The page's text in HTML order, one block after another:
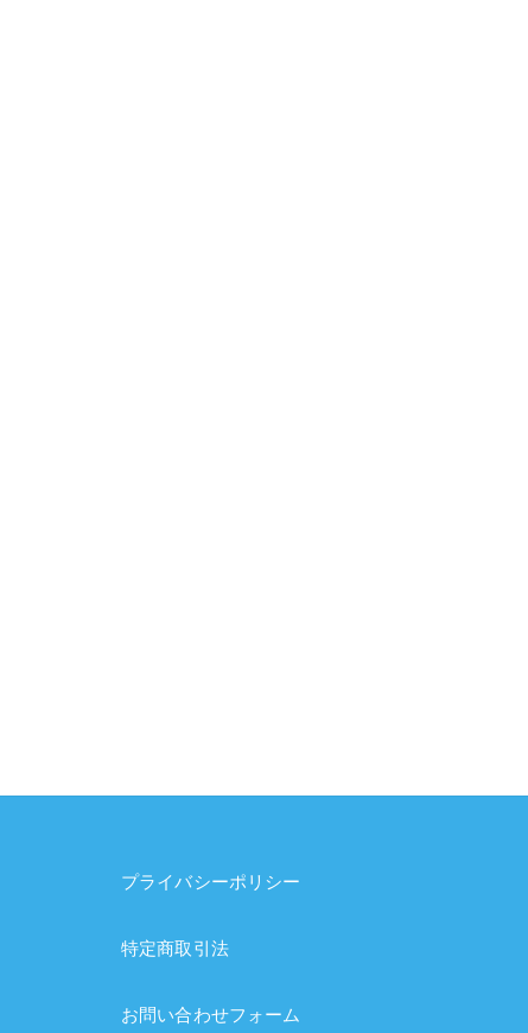
プライバシーポリシー
特定商取引法
お問い合わせフォーム